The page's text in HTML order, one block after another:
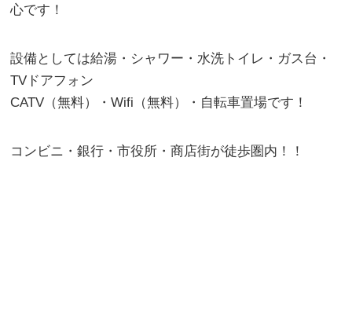
心です！
設備としては給湯・シャワー・水洗トイレ・ガス台・
TVドアフォン
CATV（無料）・Wifi（無料）・自転車置場です！
コンビニ・銀行・市役所・商店街が徒歩圏内！！